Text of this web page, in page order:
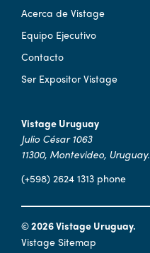
Acerca de Vistage
Equipo Ejecutivo
Contacto
Ser Expositor Vistage
Vistage Uruguay
Julio César 1063
11300, Montevideo, Uruguay.
(+598) 2624 1313 phone
© 2026 Vistage Uruguay.
Vistage Sitemap